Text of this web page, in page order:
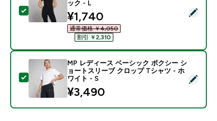
この商品を選択 - MP レディース ベーシック ボディ
ック - L
discounted price
¥1,740‎
通常価格 ￥4,050‎
割引 ￥2,310‎
この商品を選択 - MP レディース ベーシック ボクシ
MP レディース ベーシック ボクシー シ
ョートスリーブ クロップ Tシャツ - ホ
ワイト - S
¥3,490‎